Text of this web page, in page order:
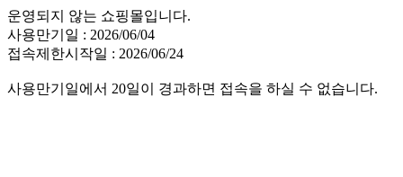
운영되지 않는 쇼핑몰입니다.
사용만기일 : 2026/06/04
접속제한시작일 : 2026/06/24
사용만기일에서 20일이 경과하면 접속을 하실 수 없습니다.